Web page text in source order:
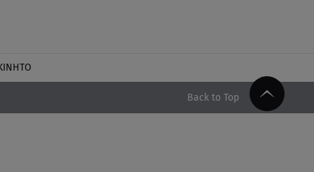
Back to Top